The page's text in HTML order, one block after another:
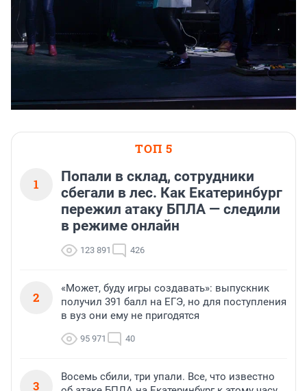
ТОП 5
1
Попали в склад, сотрудники
сбегали в лес. Как Екатеринбург
пережил атаку БПЛА — следили
в режиме онлайн
123 891 426
2
«Может, буду игры создавать»: выпускник
получил 391 балл на ЕГЭ, но для поступления
в вуз они ему не пригодятся
95 971 40
3
Восемь сбили, три упали. Все, что известно